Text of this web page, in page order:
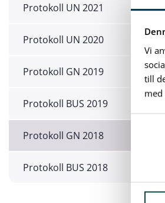
Vi
till
S
m
Protokoll UN 2021
Protokoll UN 2020
Protokoll GN 2019
Protokoll BUS 2019
Protokoll GN 2018
Protokoll BUS 2018